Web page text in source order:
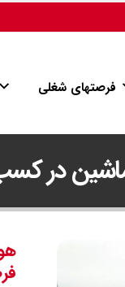
فرصتهای شغلی
در